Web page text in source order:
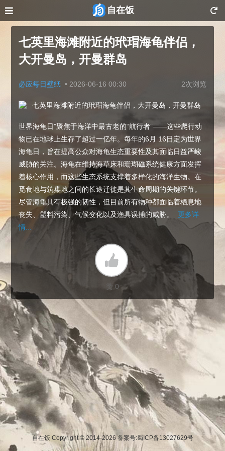
自在饭
七英里海滩附近的玳瑁海龟伴侣，
大开曼岛，开曼群岛
必应每日壁纸 • 2026-06-16 00:30 2次浏览
世界海龟日”聚焦于海洋中最古老的“航行者”——这些爬行动
物已在地球上生存了超过一亿年。每年的6月 16日定为世界
海龟日，旨在提高公众对海龟生态重要性及其面临日益严峻
威胁的关注。海龟在维持海草床和珊瑚礁系统健康方面发挥
着核心作用，而这些生态系统支撑着多样化的海洋生物。在
觅食地与筑巢地之间的长途迁徙是其生命周期的关键环节。
尽管海龟具有极强的韧性，但目前所有物种都面临着栖息地
丧失、塑料污染、气候变化以及渔具误捕的威胁。
更多详
情...
赞 0
自在饭 Copyright © 2014-2026备案号:蜀ICP备13027629号